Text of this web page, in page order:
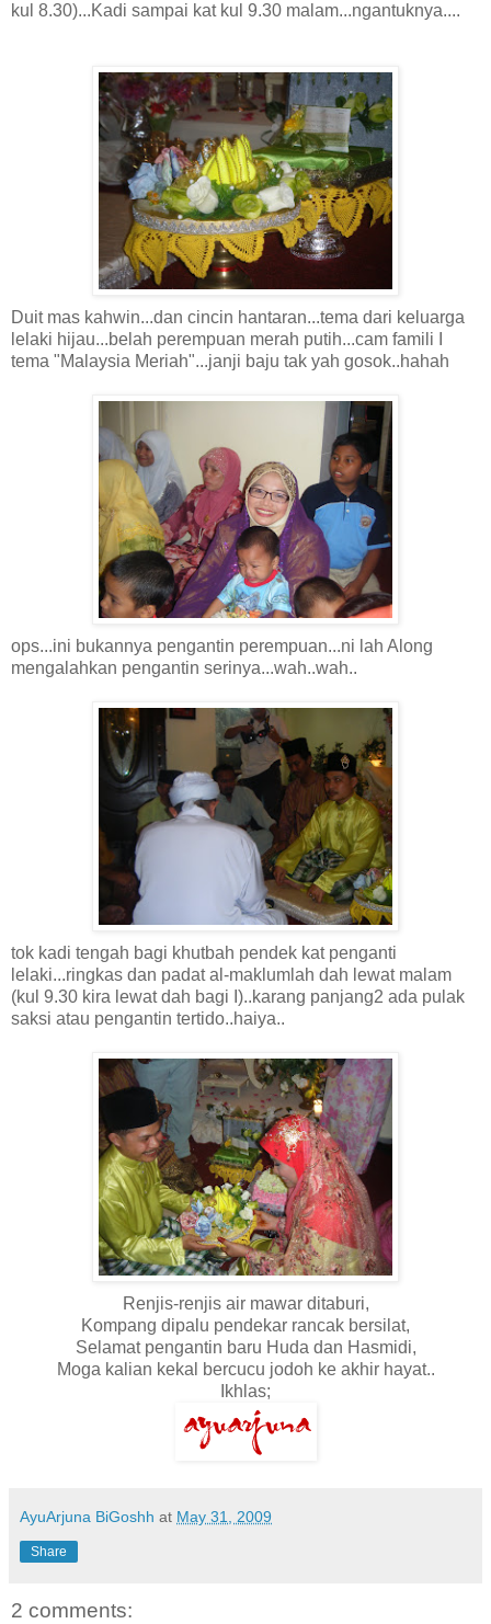
kul 8.30)...Kadi sampai kat kul 9.30 malam...ngantuknya....
Duit mas kahwin...dan cincin hantaran...tema dari keluarga
lelaki hijau...belah perempuan merah putih...cam famili I
tema "Malaysia Meriah"...janji baju tak yah gosok..hahah
ops...ini bukannya pengantin perempuan...ni lah Along
mengalahkan pengantin serinya...wah..wah..
tok kadi tengah bagi khutbah pendek kat penganti
lelaki...ringkas dan padat al-maklumlah dah lewat malam
(kul 9.30 kira lewat dah bagi I)..karang panjang2 ada pulak
saksi atau pengantin tertido..haiya..
Renjis-renjis air mawar ditaburi,
Kompang dipalu pendekar rancak bersilat,
Selamat pengantin baru Huda dan Hasmidi,
Moga kalian kekal bercucu jodoh ke akhir hayat..
Ikhlas;
AyuArjuna BiGoshh at May 31, 2009
Share
2 comments: